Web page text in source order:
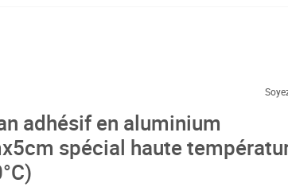
adhésif en aluminium
spécial haute